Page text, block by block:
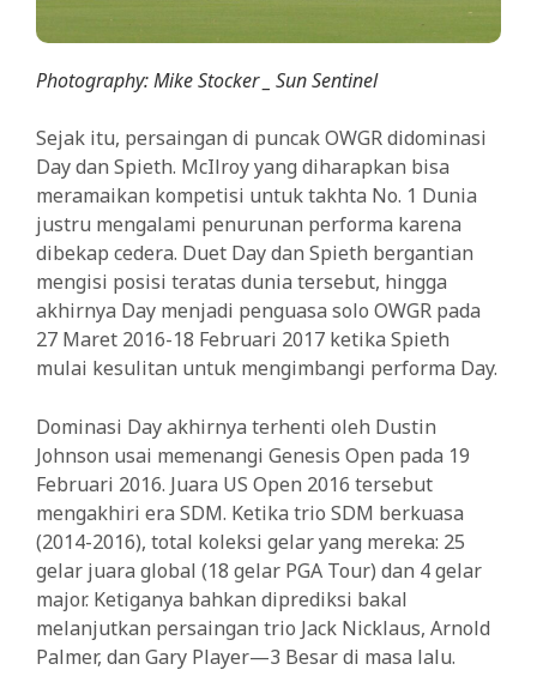
Photography: Mike Stocker _ Sun Sentinel
Sejak itu, persaingan di puncak OWGR didominasi
Day dan Spieth. McIlroy yang diharapkan bisa
meramaikan kompetisi untuk takhta No. 1 Dunia
justru mengalami penurunan performa karena
dibekap cedera. Duet Day dan Spieth bergantian
mengisi posisi teratas dunia tersebut, hingga
akhirnya Day menjadi penguasa solo OWGR pada
27 Maret 2016-18 Februari 2017 ketika Spieth
mulai kesulitan untuk mengimbangi performa Day.
Dominasi Day akhirnya terhenti oleh Dustin
Johnson usai memenangi Genesis Open pada 19
Februari 2016. Juara US Open 2016 tersebut
mengakhiri era SDM. Ketika trio SDM berkuasa
(2014-2016), total koleksi gelar yang mereka: 25
gelar juara global (18 gelar PGA Tour) dan 4 gelar
major. Ketiganya bahkan diprediksi bakal
melanjutkan persaingan trio Jack Nicklaus, Arnold
Palmer, dan Gary Player—3 Besar di masa lalu.